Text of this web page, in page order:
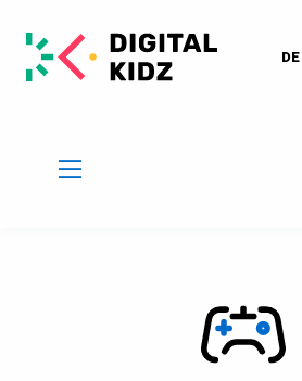
DE